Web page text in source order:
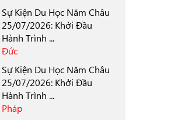
Sự Kiện Du Học Năm Châu
25/07/2026: Khởi Đầu
Hành Trình ...
Đức
Sự Kiện Du Học Năm Châu
25/07/2026: Khởi Đầu
Hành Trình ...
Pháp